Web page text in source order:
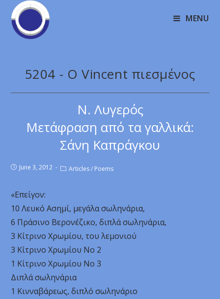
MENU
5204 - O Vincent πιεσμένος
Ν. Λυγερός
Μετάφραση από τα γαλλικά:
Σάνη Καπράγκου
June 3, 2012 Articles / Poems
«Επείγον:
10 Λευκό Ασημί, μεγάλα σωληνάρια,
6 Πράσινο Βερονέζικο, διπλά σωληνάρια,
3 Κίτρινο Χρωμίου, του λεμονιού
3 Κίτρινο Χρωμίου Νο 2
1 Κίτρινο Χρωμίου Νο 3
Διπλά σωληνάρια
1 Κινναβάρεως, διπλό σωληνάριο